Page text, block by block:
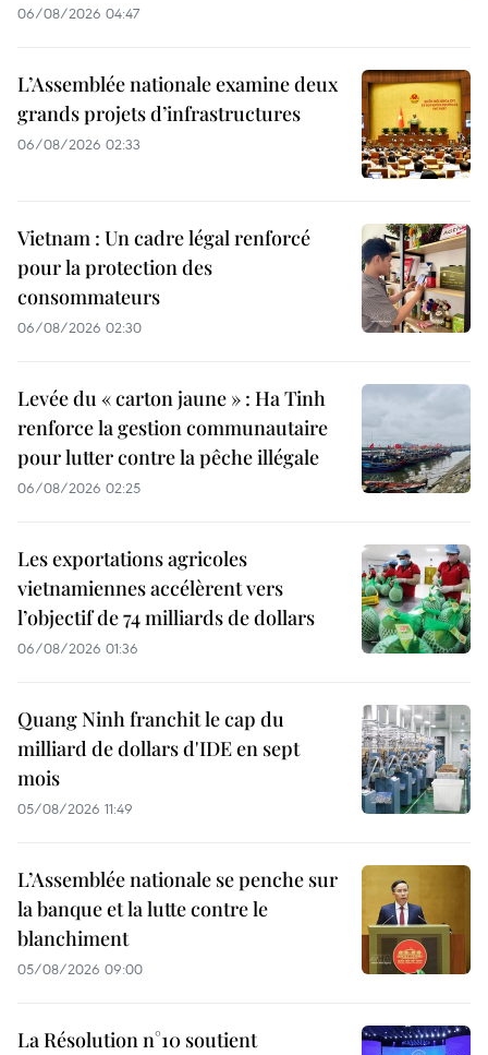
06/08/2026 04:47
L’Assemblée nationale examine deux
grands projets d’infrastructures
06/08/2026 02:33
Vietnam : Un cadre légal renforcé
pour la protection des
consommateurs
06/08/2026 02:30
Levée du « carton jaune » : Ha Tinh
renforce la gestion communautaire
pour lutter contre la pêche illégale
06/08/2026 02:25
Les exportations agricoles
vietnamiennes accélèrent vers
l’objectif de 74 milliards de dollars
06/08/2026 01:36
Quang Ninh franchit le cap du
milliard de dollars d'IDE en sept
mois
05/08/2026 11:49
L’Assemblée nationale se penche sur
la banque et la lutte contre le
blanchiment
05/08/2026 09:00
La Résolution n°10 soutient